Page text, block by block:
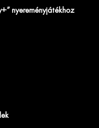
nyereményjátékhoz